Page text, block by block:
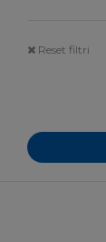
Reset filtri